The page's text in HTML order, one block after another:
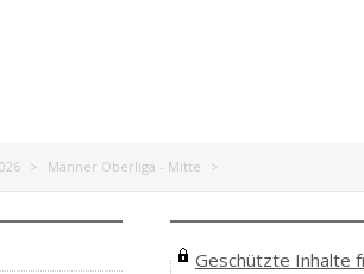
> Männer Oberliga - Mitte >
Geschützte Inhalte